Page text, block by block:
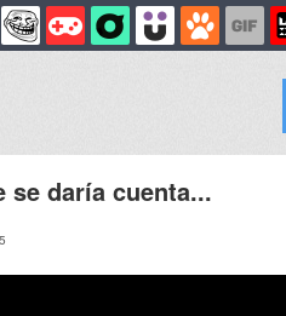
se daría cuenta...